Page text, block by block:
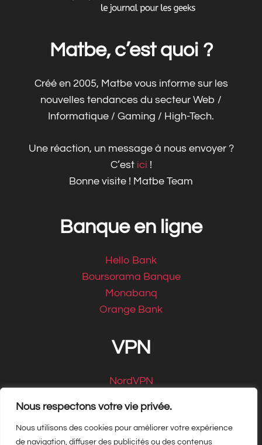
Nous respectons votre vie privée.
Nous utilisons des cookies pour améliorer votre expérience
de navigation, diffuser des publicités ou des contenus
Matbe, c’est quoi ?
Créé en 2005, Matbe vous informe sur les
nouvelles tendances du secteur Web /
Informatique / Gaming / High-Tech.
Une réaction, un message à nous envoyer ?
C’est ici !
Bonne visite ! Matbe Team
Banque en ligne
Hello Bank
Boursorama Banque
Monabanq
Orange Bank
VPN
NordVPN